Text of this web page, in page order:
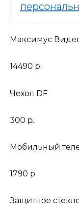
Максимус
14490 р.
Чехол DF
300 р.
Мобильный
1790 р.
Защитное